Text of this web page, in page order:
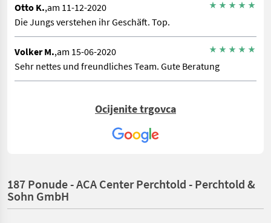
Otto K.,am 11-12-2020
Die Jungs verstehen ihr Geschäft. Top.
Volker M.,am 15-06-2020
Sehr nettes und freundliches Team. Gute Beratung
Ocijenite trgovca
187 Ponude - ACA Center Perchtold - Perchtold &
Sohn GmbH